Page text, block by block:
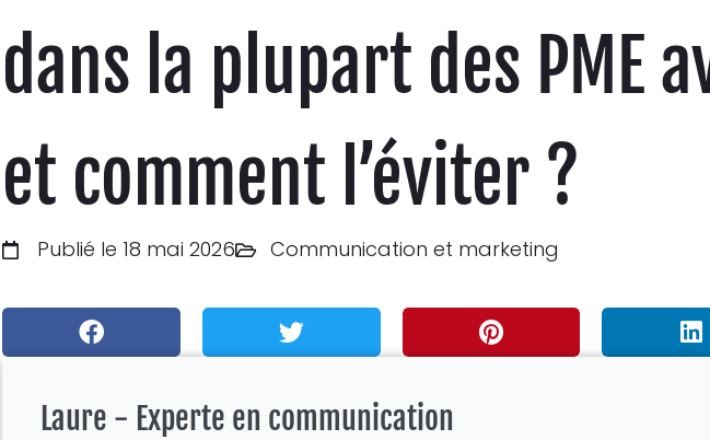
dans la plupart des PME
et comment l’éviter ?
Publié le 18 mai 2026 Communication et marketing
Laure - Experte en communication